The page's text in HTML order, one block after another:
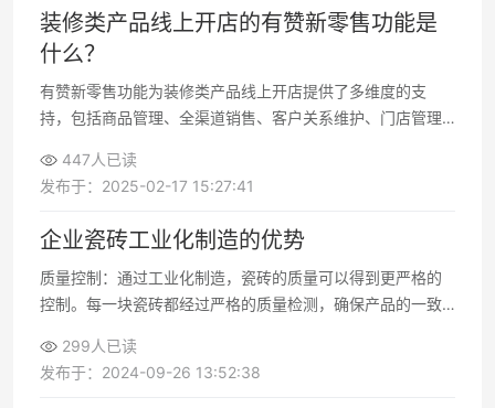
会员深度运营三大策略，门窗
企业能实现30%以上的业绩增
长。下面将拆解具体可落地的
执行方案。
装修类产品线上开店的有赞新零售功能是
什么？
有赞新零售功能为装修类产品线上开店提供了多维度的支
持，包括商品管理、全渠道销售、客户关系维护、门店管理
营效率和客户体验。
447人已读
发布于：2025-02-17 15:27:41
企业瓷砖工业化制造的优势
质量控制：通过工业化制造，瓷砖的质量可以得到更严格的
控制。每一块瓷砖都经过严格的质量检测，确保产品的一致
299人已读
发布于：2024-09-26 13:52:38